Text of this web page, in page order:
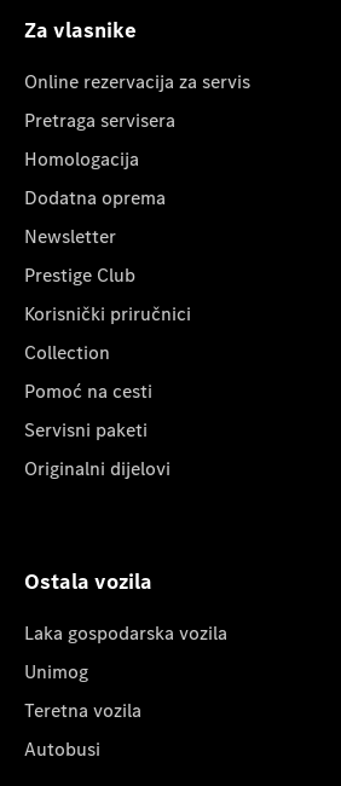
Za vlasnike
Online rezervacija za servis
Pretraga servisera
Homologacija
Dodatna oprema
Newsletter
Prestige Club
Korisnički priručnici
Collection
Pomoć na cesti
Servisni paketi
Originalni dijelovi
Ostala vozila
Laka gospodarska vozila
Unimog
Teretna vozila
Autobusi